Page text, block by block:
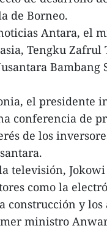
de Borneo.
Antara, el
Tengku Zafrul
Bambang
el presidente
conferencia de
de los
televisión,
como la
construcción y los
ministro